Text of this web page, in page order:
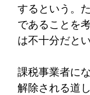
するという。
であることを
は不十分だとい
課税事業者に
解除される道